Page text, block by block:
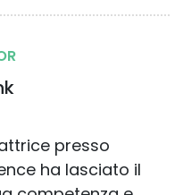
presso
ha lasciato il